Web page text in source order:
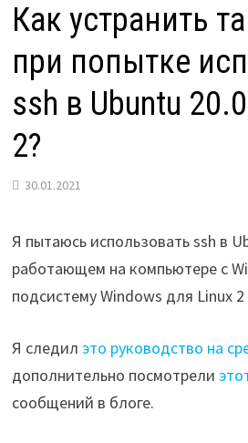
Как устранить
при попытке
ssh в Ubuntu
2?
30.01.2021
Я пытаюсь использовать ssh в
работающем на компьютере с
подсистему Windows для Linux 2
Я следил это руководство на
дополнительно посмотрели
сообщений в блоге.